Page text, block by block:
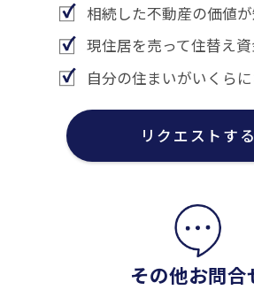
相続した不動産の価値
現住居を売って住替え
自分の住まいがいくら
リクエストする
その他お問合